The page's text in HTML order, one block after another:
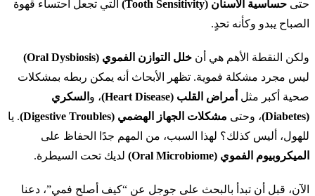
حتى حساسية الأسنان (Tooth Sensitivity)
التي تجعل احتساء قهوة
الصباح يبدو وكأنه تحدٍ.
ولكن النقطة الأهم هي أن خلل التوازن الفموي (Oral Dysbiosis)
ليس مجرد مشكلة فموية. تظهر الأبحاث أنه يمكن ربطه بمشكلات
صحية أكبر مثل أمراض القلب (Heart Disease) ، و السكري
(Diabetes)
، وحتى مشكلات الجهاز الهضمي (Digestive Troubles)
. يا
للهول، أليس كذلك؟ لهذا السبب، من المهم جدًا الحفاظ على
الميكروبيوم الفموي (Oral Microbiome)
لديك تحت السيطرة.
الآن، قبل أن تبدأ بالبحث على جوجل عن “كيف أصلح فمي”، دعنا